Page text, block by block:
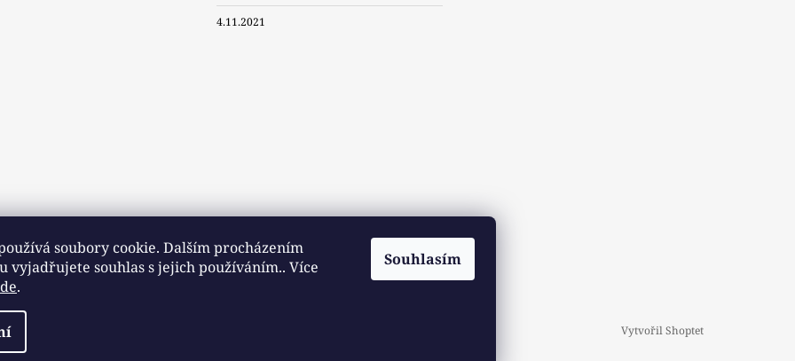
soubory cookie. Dalším procházením
vyjadřujete souhlas s jejich používáním.. Více
.
Souhlasím
4.11.2021
Vytvořil Shoptet